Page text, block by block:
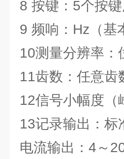
8 按键：5个按
9 频响：Hz（基
10测量分辨率：
11齿数：任意齿
12信号小幅度（
13记录输出：标
电流输出：4～